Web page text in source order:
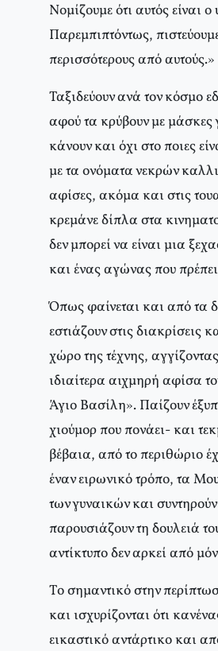
Nομίζουμε ότι αυτός είναι
Παρεμπιπτόντως,
περισσότερους από αυτούς.»
Ταξιδεύουν ανά τον κόσμο
αφού τα κρύβουν με μάσκες
κάνουν και όχι στο ποιες
με τα ονόματα νεκρών
αφίσες, ακόμα και στις
κρεμάνε δίπλα στα
δεν μπορεί να είναι μια
και ένας αγώνας που
Όπως φαίνεται και από τα
εστιάζουν στις διακρίσεις
χώρο της τέχνης,
ιδιαίτερα αιχμηρή αφίσα
Άγιο Bασίλη». Παίζουν
χιούμορ που πονάει- και
βέβαια, από το περιθώριο
έναν ειρωνικό τρόπο, τα
των γυναικών και
παρουσιάζουν τη δουλειά
αντίκτυπο δεν αρκεί από
Tο σημαντικό στην
και ισχυρίζονται ότι
εικαστικό αντάρτικο και